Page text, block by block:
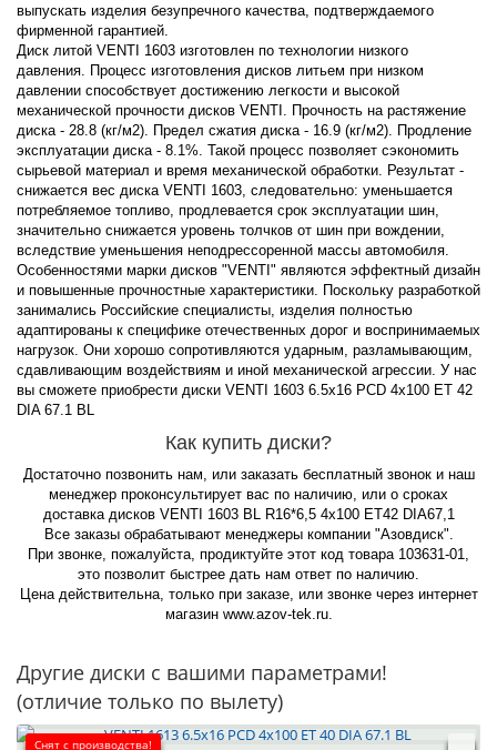
выпускать изделия безупречного качества, подтверждаемого
фирменной гарантией.
Диск литой VENTI 1603 изготовлен по технологии низкого
давления. Процесс изготовления дисков литьем при низком
давлении способствует достижению легкости и высокой
механической прочности дисков VENTI. Прочность на растяжение
диска - 28.8 (кг/м2). Предел сжатия диска - 16.9 (кг/м2). Продление
эксплуатации диска - 8.1%. Такой процесс позволяет сэкономить
сырьевой материал и время механической обработки. Результат -
снижается вес диска VENTI 1603, следовательно: уменьшается
потребляемое топливо, продлевается срок эксплуатации шин,
значительно снижается уровень толчков от шин при вождении,
вследствие уменьшения неподрессоренной массы автомобиля.
Особенностями марки дисков "VENTI" являются эффектный дизайн
и повышенные прочностные характеристики. Поскольку разработкой
занимались Российские специалисты, изделия полностью
адаптированы к специфике отечественных дорог и воспринимаемых
нагрузок. Они хорошо сопротивляются ударным, разламывающим,
сдавливающим воздействиям и иной механической агрессии. У нас
вы сможете приобрести диски VENTI 1603 6.5x16 PCD 4x100 ET 42
DIA 67.1 BL
Как купить диски?
Достаточно позвонить нам, или заказать бесплатный звонок и наш
менеджер проконсультирует вас по наличию, или о сроках
доставка дисков VENTI 1603 BL R16*6,5 4x100 ET42 DIA67,1
Все заказы обрабатывают менеджеры компании "Азовдиск".
При звонке, пожалуйста, продиктуйте этот код товара 103631-01,
это позволит быстрее дать нам ответ по наличию.
Цена действительна, только при заказе, или звонке через интернет
магазин www.azov-tek.ru.
Другие диски с вашими параметрами!
(отличие только по вылету)
Снят с производства!